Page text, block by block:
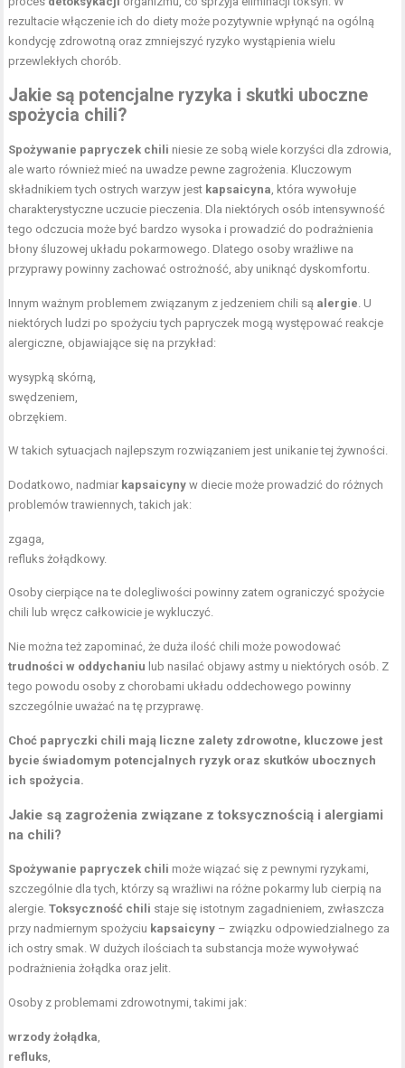
rezultacie włączenie ich do diety może pozytywnie wpłynąć na ogólną
kondycję zdrowotną oraz zmniejszyć ryzyko wystąpienia wielu
przewlekłych chorób.
Jakie są potencjalne ryzyka i skutki uboczne
spożycia chili?
Spożywanie papryczek chili niesie ze sobą wiele korzyści dla zdrowia,
ale warto również mieć na uwadze pewne zagrożenia. Kluczowym
składnikiem tych ostrych warzyw jest kapsaicyna , która wywołuje
charakterystyczne uczucie pieczenia. Dla niektórych osób intensywność
tego odczucia może być bardzo wysoka i prowadzić do podrażnienia
błony śluzowej układu pokarmowego. Dlatego osoby wrażliwe na
przyprawy powinny zachować ostrożność, aby uniknąć dyskomfortu.
Innym ważnym problemem związanym z jedzeniem chili są alergie . U
niektórych ludzi po spożyciu tych papryczek mogą występować reakcje
alergiczne, objawiające się na przykład:
wysypką skórną,
swędzeniem,
obrzękiem.
W takich sytuacjach najlepszym rozwiązaniem jest unikanie tej żywności.
Dodatkowo, nadmiar kapsaicyny w diecie może prowadzić do różnych
problemów trawiennych, takich jak:
zgaga,
refluks żołądkowy.
Osoby cierpiące na te dolegliwości powinny zatem ograniczyć spożycie
chili lub wręcz całkowicie je wykluczyć.
Nie można też zapominać, że duża ilość chili może powodować
trudności w oddychaniu lub nasilać objawy astmy u niektórych osób. Z
tego powodu osoby z chorobami układu oddechowego powinny
szczególnie uważać na tę przyprawę.
Choć papryczki chili mają liczne zalety zdrowotne, kluczowe jest
bycie świadomym potencjalnych ryzyk oraz skutków ubocznych
ich spożycia.
Jakie są zagrożenia związane z toksycznością i alergiami
na chili?
Spożywanie papryczek chili może wiązać się z pewnymi ryzykami,
szczególnie dla tych, którzy są wrażliwi na różne pokarmy lub cierpią na
alergie.Toksyczność chili staje się istotnym zagadnieniem, zwłaszcza
przy nadmiernym spożyciu kapsaicyny – związku odpowiedzialnego za
ich ostry smak. W dużych ilościach ta substancja może wywoływać
podrażnienia żołądka oraz jelit.
Osoby z problemami zdrowotnymi, takimi jak:
wrzody żołądka
refluks